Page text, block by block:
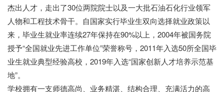
杰出人才，走出了30位两院院士以及一大批石油石化行业领军
人物和工程技术骨干。自国家实行毕业生双向选择就业政策以
来，毕业生就业率连续27年保持在90%以上，2004年被国务院
授予“全国就业先进工作单位”荣誉称号，2011年入选50所全国毕
业生就业典型经验高校，2019年入选“国家创新人才培养示范基
地”。
学校拥有一支师德高尚、业务精湛、结构合理、充满活力的高